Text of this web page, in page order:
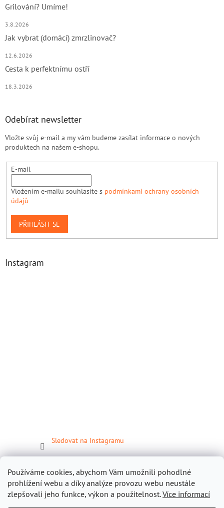
Používáme cookies, abychom Vám umožnili pohodlné
prohlížení webu a díky analýze provozu webu neustále
zlepšovali jeho funkce, výkon a použitelnost.Více informací
Grilování? Umíme!
3.8.2026
Jak vybrat (domácí) zmrzlinovač?
12.6.2026
Cesta k perfektnímu ostří
18.3.2026
Odebírat newsletter
Vložte svůj e-mail a my vám budeme zasílat informace o nových
produktech na našem e-shopu.
E-mail
Vložením e-mailu souhlasíte s podmínkami ochrany osobních
údajů
PŘIHLÁSIT SE
Instagram
Sledovat na Instagramu
Facebook